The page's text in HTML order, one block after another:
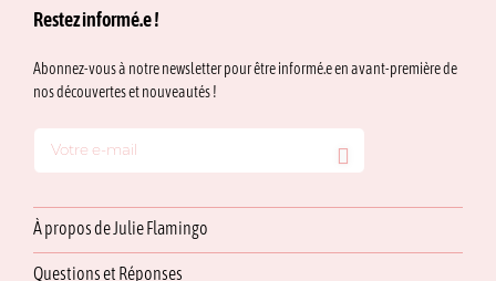
Restez informé.e !
Abonnez-vous à notre newsletter pour être informé.e en avant-première de
nos découvertes et nouveautés !
À propos de Julie Flamingo
Questions et Réponses